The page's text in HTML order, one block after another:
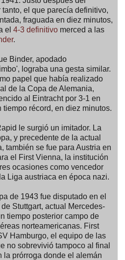
el que parecía definitivo,
fraguada en diez minutos,
el 4-3 definitivo merced a las
.
Binder, apodado
lograba una gesta similar.
papel que había realizado
de la Copa de Alemania,
al Eintracht por 3-1 en
tiempo récord, en diez minutos.
le surgió un imitador. La
y precedente de la actual
también se fue para Austria en
el First Vienna, la institución
ocasiones como vencedor
Liga austriaca en época nazi.
de 1943 fue disputado en el
Stuttgart, actual Mercedes-
tiempo posterior campo de
norteamericanas. First
Hamburgo, el equipo de las
no sobrevivió tampoco al final
la prórroga donde el alemán